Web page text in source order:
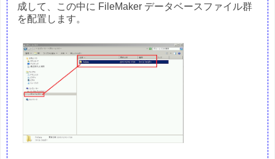
成して、この中に FileMaker データベースファイル群
を配置します。